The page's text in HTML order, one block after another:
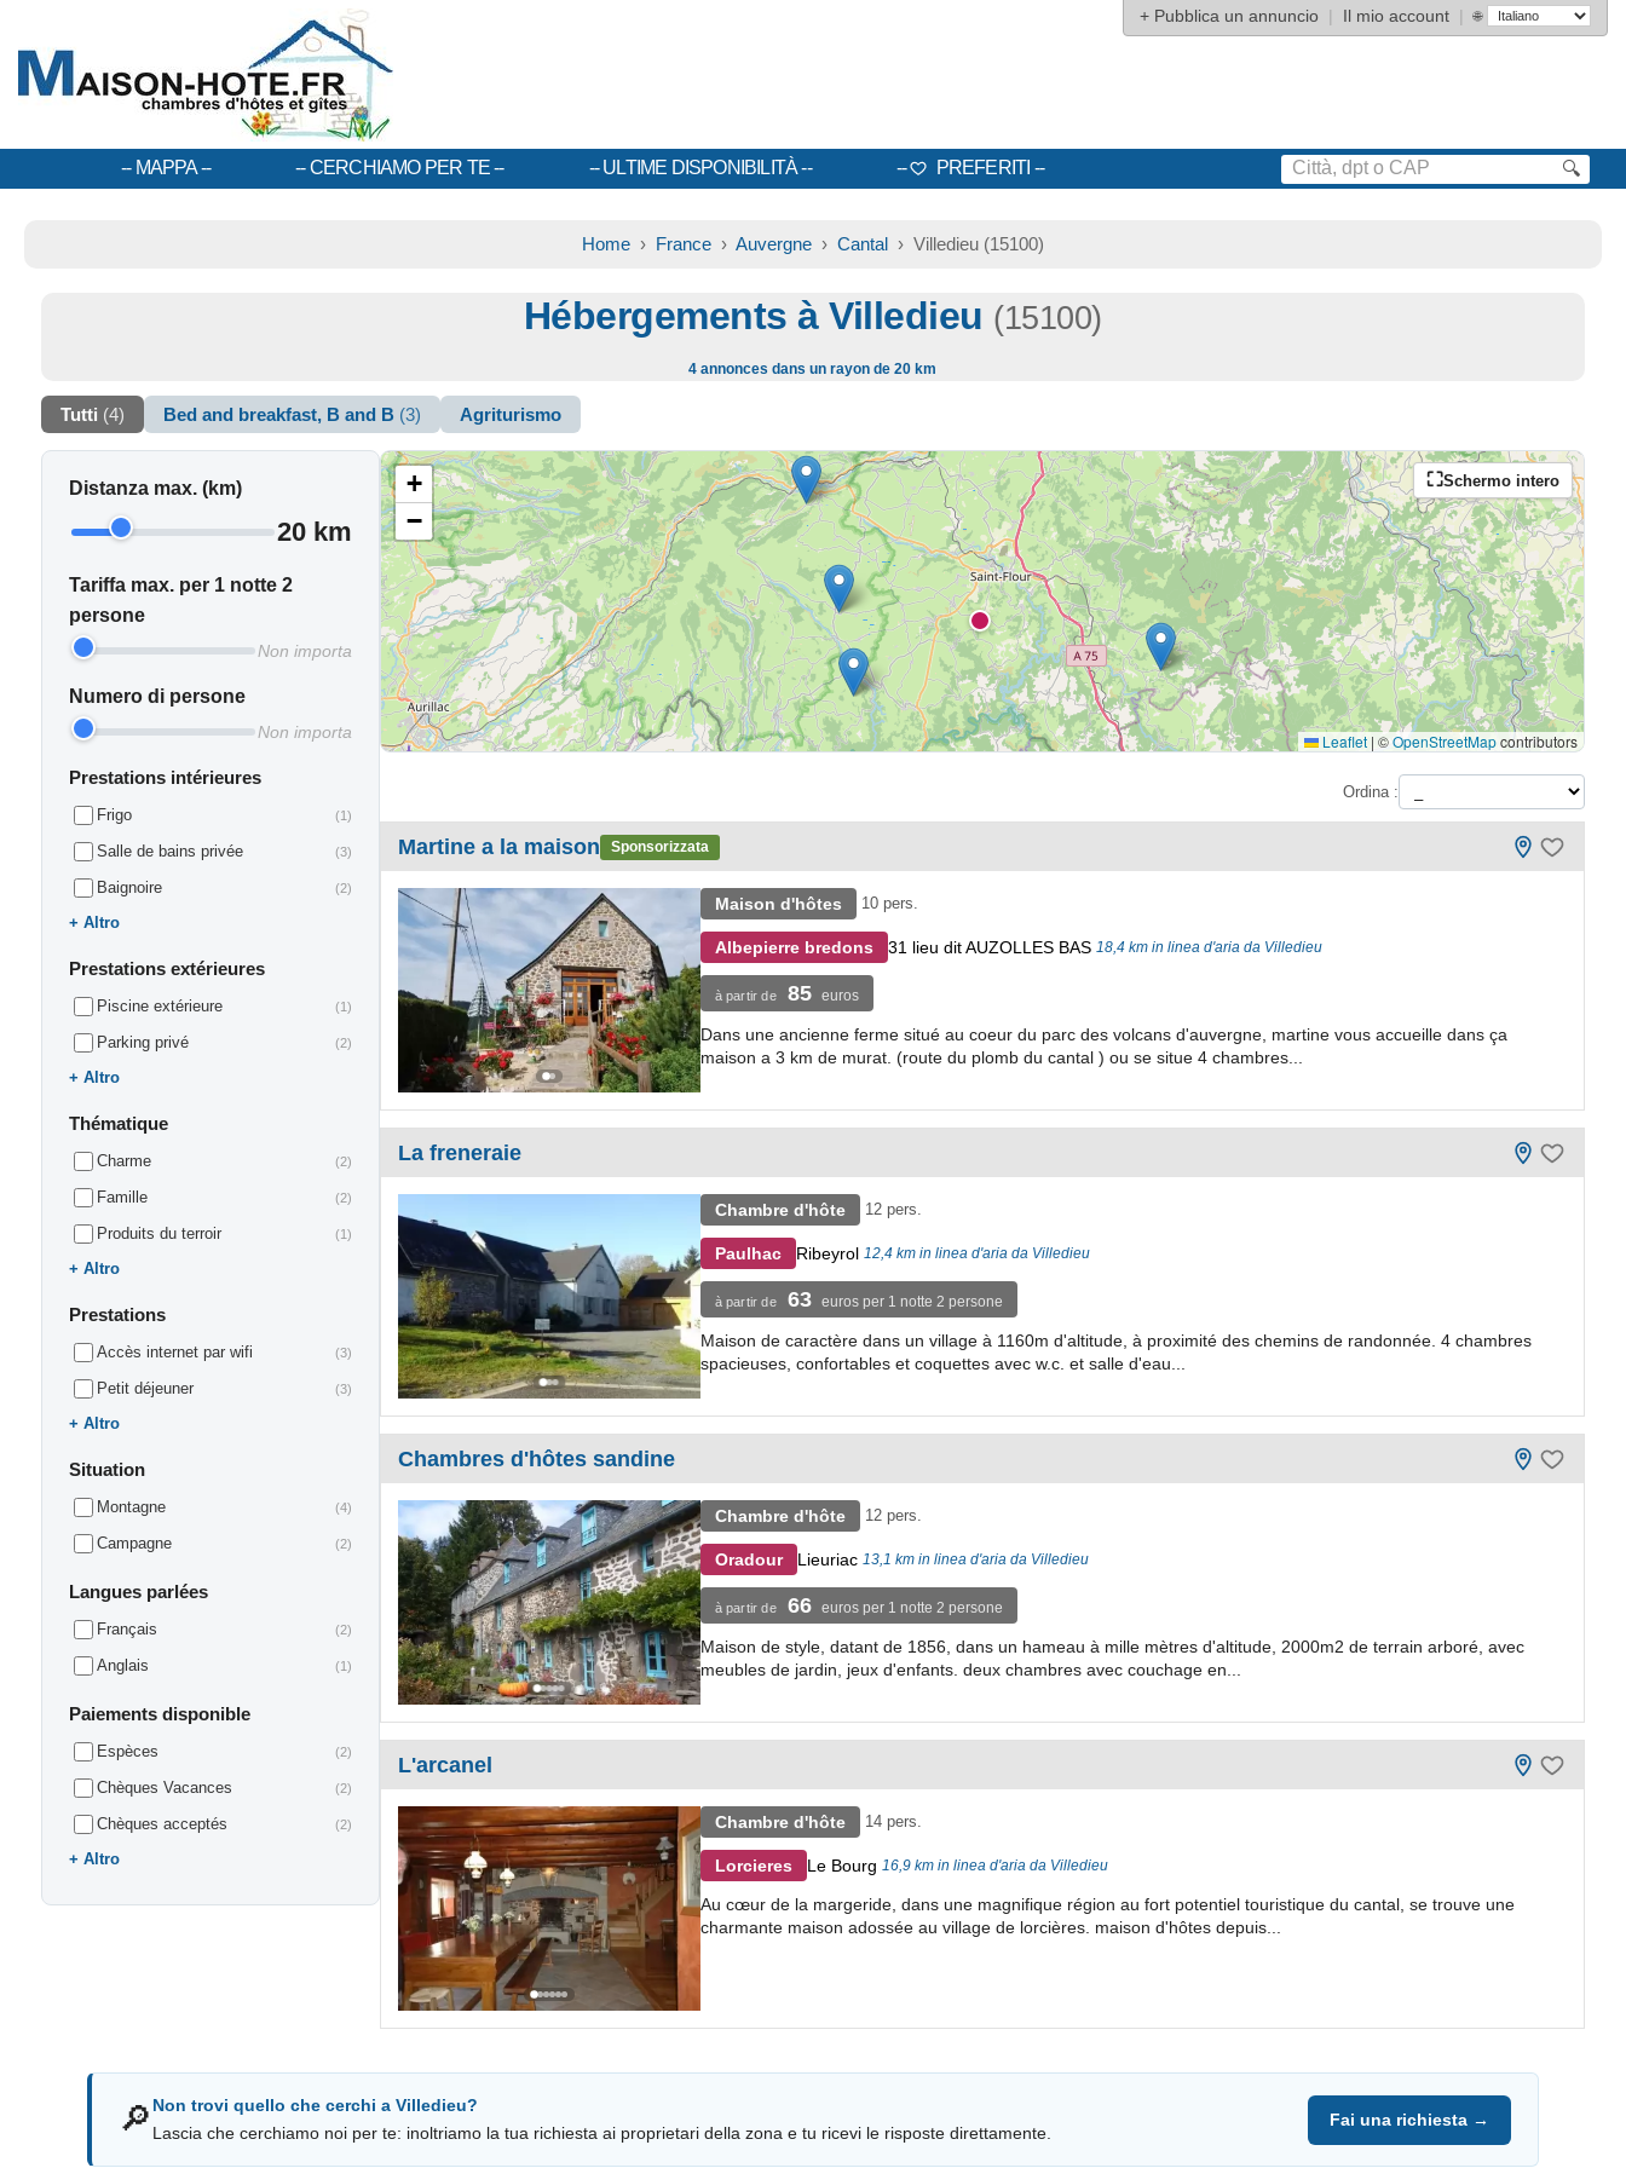
+ Pubblica un annuncio | Il mio account | 🌐
MAPPA CERCHIAMO PER TE ULTIME DISPONIBILITÀ PREFERITI 🔍
Home› France› Auvergne› Cantal› Villedieu (15100)
Hébergements à Villedieu (15100)
4 annonces dans un rayon de 20 km
Tutti (4) Bed and breakfast, B and B (3) Agriturismo
Distanza max. (km)
20 km
Tariffa max. per 1 notte 2
persone
Non importa
Numero di persone
Non importa
Prestations intérieures
Frigo (1)
Salle de bains privée (3)
Baignoire (2)
Altro
Prestations extérieures
Piscine extérieure (1)
Parking privé (2)
Altro
Thématique
Charme (2)
Famille (2)
Produits du terroir (1)
Altro
Prestations
Accès internet par wifi (3)
Petit déjeuner (3)
Altro
Situation
Montagne (4)
Campagne (2)
Langues parlées
Français (2)
Anglais (1)
Paiements disponible
Espèces (2)
Chèques Vacances (2)
Chèques acceptés (2)
Altro
Schermo intero
+
−
Leaflet | ©OpenStreetMapcontributors
Ordina :
Martine a la maison Sponsorizzata
Maison d'hôtes 10 pers.
Albepierre bredons 31 lieu dit AUZOLLES BAS 18,4 km in linea d'aria da Villedieu
à partir de 85 euros
Dans une ancienne ferme situé au coeur du parc des volcans d'auvergne, martine vous accueille dans ça
maison a 3 km de murat. (route du plomb du cantal ) ou se situe 4 chambres...
La freneraie
Chambre d'hôte 12 pers.
Paulhac Ribeyrol 12,4 km in linea d'aria da Villedieu
à partir de 63 euros per 1 notte 2 persone
Maison de caractère dans un village à 1160m d'altitude, à proximité des chemins de randonnée. 4 chambres
spacieuses, confortables et coquettes avec w.c. et salle d'eau...
Chambres d'hôtes sandine
Chambre d'hôte 12 pers.
Oradour Lieuriac 13,1 km in linea d'aria da Villedieu
à partir de 66 euros per 1 notte 2 persone
Maison de style, datant de 1856, dans un hameau à mille mètres d'altitude, 2000m2 de terrain arboré, avec
meubles de jardin, jeux d'enfants. deux chambres avec couchage en...
L'arcanel
Chambre d'hôte 14 pers.
Lorcieres Le Bourg 16,9 km in linea d'aria da Villedieu
Au cœur de la margeride, dans une magnifique région au fort potentiel touristique du cantal, se trouve une
charmante maison adossée au village de lorcières. maison d'hôtes depuis...
🔎 Non trovi quello che cerchi a Villedieu?
Lascia che cerchiamo noi per te: inoltriamo la tua richiesta ai proprietari della zona e tu ricevi le risposte direttamente.
Fai una richiesta →